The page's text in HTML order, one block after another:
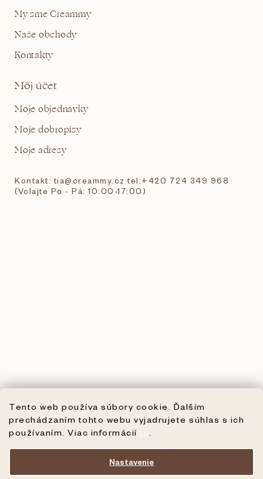
Tento web používa súbory cookie. Ďalším
prechádzaním tohto webu vyjadrujete súhlas s ich
používaním. Viac informácií
Nastavenie
My sme Creammy
Naše obchody
Kontakty
Môj účet
Moje objednávky
Moje dobropisy
Moje adresy
Kontakt: tia@creammy.cz tel:+420 724 349 968
(Volajte Po - Pá: 10:00-17:00)